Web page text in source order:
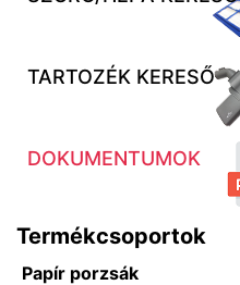
TARTOZÉK KERESŐ
DOKUMENTUMOK
Termékcsoportok
Papír porzsák